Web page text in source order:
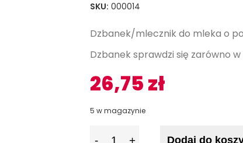
SKU: 000014
Dzbanek/mlecznik do mleka o
Dzbanek sprawdzi się zarówno
26,75zł
5 w magazynie
Dodaj do